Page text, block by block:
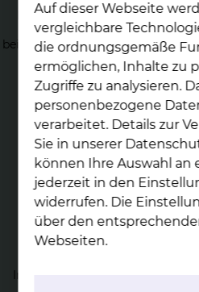
Eine überlappende Position
Ästhetischer Chirurgie nimmt
beinhaltet sowohl den
nach Verlust, andererseits gibt
Möglichkeiten, die Brust
mehr
Im Rahmen der
Auf dieser Webseite
vergleichbare
die ordnungsgemäße
ermöglichen, Inhalte zu
Zugriffe zu analysieren.
personenbezogene
verarbeitet. Details zur
Sie in unserer
können Ihre Auswahl an
jederzeit in den
widerrufen. Die
über den
Webseiten.